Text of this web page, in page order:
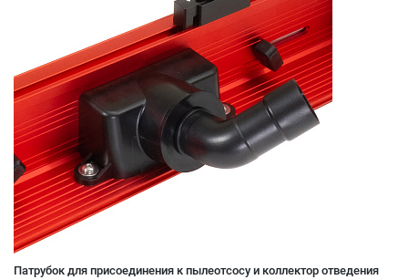
Патрубок для присоединения к пылеотсосу и коллектор отведения